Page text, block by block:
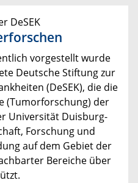
DeSEK
vorgestellt wurde
Deutsche Stiftung zur
(DeSEK), die die
(Tumorforschung) der
Universität Duisburg-
Forschung und
auf dem Gebiet der
Bereiche über